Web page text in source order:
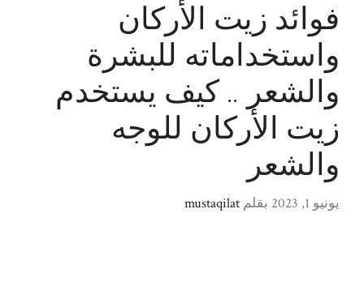
فوائد زيت الأركان
واستخداماته للبشرة
والشعر .. كيف يستخدم
زيت الأركان للوجه
والشعر
يونيو 1, 2023 بقلم mustaqilat